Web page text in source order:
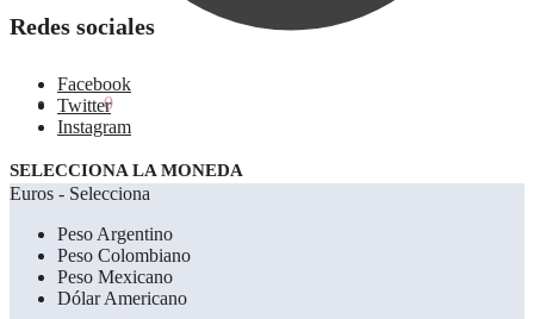
0.00€ 0
Redes sociales
Facebook
Twitter
Instagram
SELECCIONA LA MONEDA
Euros - Selecciona
Peso Argentino
Peso Colombiano
Peso Mexicano
Dólar Americano